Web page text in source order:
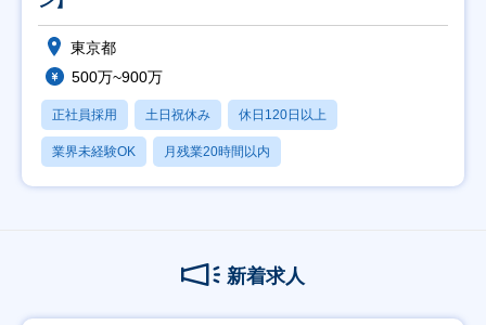
東京都
500万~900万
正社員採用 土日祝休み 休日120日以上
業界未経験OK 月残業20時間以内
新着求人